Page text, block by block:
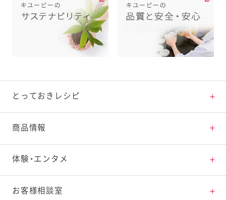
とっておきレシピ
とっておきレシピトップ
素材の知識
料理の基本
商品情報
商品情報トップ
新商品・リニューアル品一覧
体験・エンタメ
体験・エンタメトップ
お客様相談室